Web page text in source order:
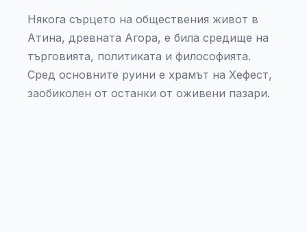
Някога сърцето на обществения живот в
Атина, древната Агора, е била средище на
търговията, политиката и философията.
Сред основните руини е храмът на Хефест,
заобиколен от останки от оживени пазари.